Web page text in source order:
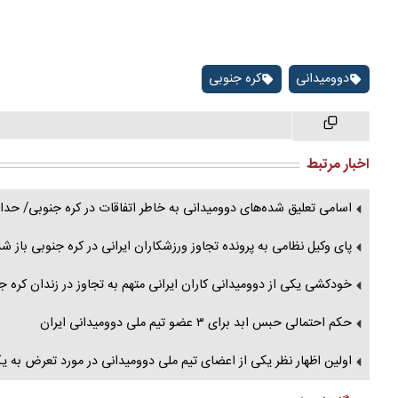
دوومیدانی کره جنوبی
اخبار مرتبط
اسامی تعلیق شده‌های دوومیدانی به خاطر اتفاقات در کره جنوبی/
پای وکیل نظامی به پرونده تجاوز ورزشکاران ایرانی در کره جنوبی
خودکشی یکی از دوومیدانی کاران ایرانی متهم به تجاوز در زندان کره
حکم احتمالی حبس ابد برای ۳ عضو تیم ملی دوومیدانی ایران
اولین اظهار نظر یکی از اعضای تیم ملی دوومیدانی در مورد تعرض